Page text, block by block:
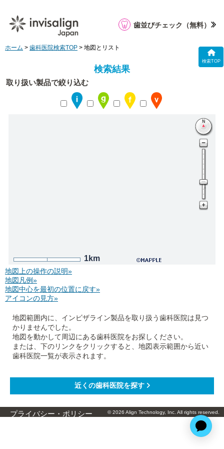
検索TOP
歯並びチェック （無料）
ホーム > 歯科医院検索TOP > 地図とリスト
検索結果
取り扱い製品で絞り込む
1km
地図上の操作の説明»
地図凡例»
地図中心を最初の位置に戻す»
アイコンの見方»
地図範囲内に、インビザライン製品を取り扱う歯科医院は見つ
かりませんでした。
地図を動かして周辺にある歯科医院をお探しください。
または、下のリンクをクリックすると、地図表示範囲から近い
歯科医院一覧が表示されます。
プライバシー・ポリシー © 2026 Align Technology, Inc. All rights reserved.